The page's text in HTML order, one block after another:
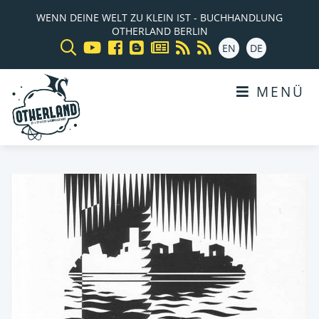
WENN DEINE WELT ZU KLEIN IST - BUCHHANDLUNG
OTHERLAND BERLIN
EN
DE
MENÜ